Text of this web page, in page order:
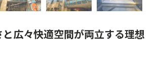
広々快適空間が両立する理想